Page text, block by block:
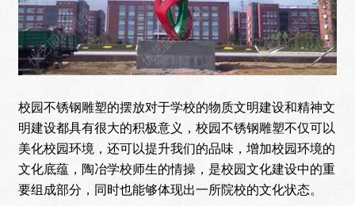
校园不锈钢雕塑的摆放对于学校的物质文明建设和精神文
明建设都具有很大的积极意义，校园不锈钢雕塑不仅可以
美化校园环境，还可以提升我们的品味，增加校园环境的
文化底蕴，陶冶学校师生的情操，是校园文化建设中的重
要组成部分，同时也能够体现出一所院校的文化状态。